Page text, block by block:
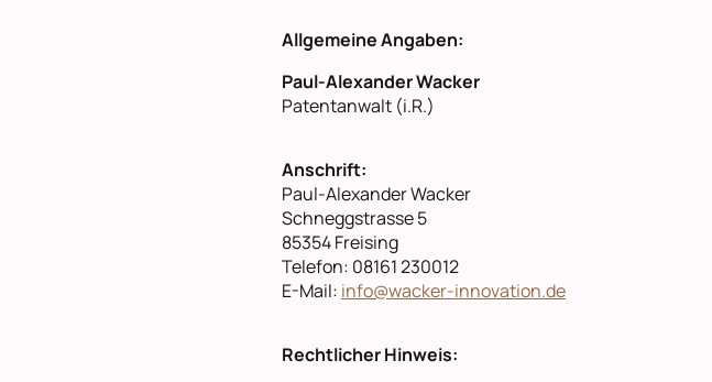
Allgemeine Angaben:
Paul-Alexander Wacker
Patentanwalt (i.R.)
Anschrift:
Paul-Alexander Wacker
Schneggstrasse 5
85354 Freising
Telefon: 08161 230012
E-Mail: info@wacker-innovation.de
Rechtlicher Hinweis: